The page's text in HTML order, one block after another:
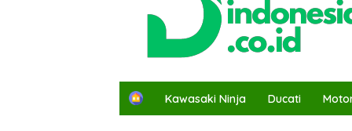
H
Kawasaki Ninja Ducati